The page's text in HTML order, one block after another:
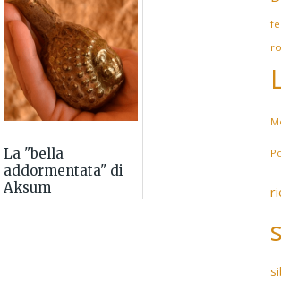
La "bella
addormentata" di
Aksum